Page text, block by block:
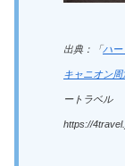
出典：「ハー
キャニオン周
ートラベル
https://